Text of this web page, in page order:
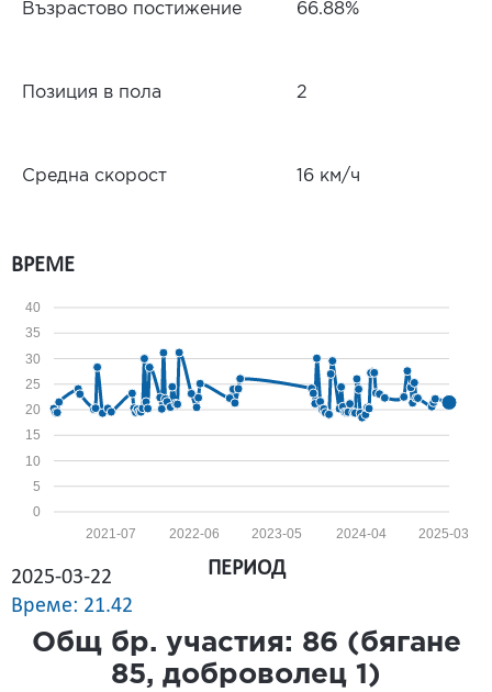
Възрастово постижение 66.88%
Позиция в пола 2
Средна скорост 16 км/ч
ВРЕМЕ
0
5
10
15
20
25
30
35
40
2025-03
2024-04
2023-05
2022-06
2021-07
2025-03-22
Време: 21.42
ПЕРИОД
Общ бр. участия: 86 (бягане
85, доброволец 1 )